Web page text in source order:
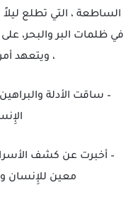
الساطعة ، التي تطلع
في ظلمات البر والبحر،
، ويتعهد
– ساقت الأدلة
– أخبرت عن كشف
معين للإِنسان